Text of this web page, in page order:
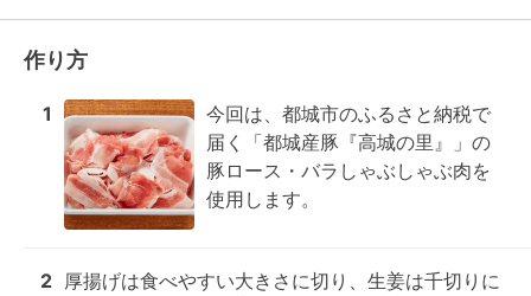
作り方
1
今回は、都城市のふるさと納税で
届く「都城産豚『高城の里』」の
豚ロース・バラしゃぶしゃぶ肉を
使用します。
2 厚揚げは食べやすい大きさに切り、生姜は千切りに